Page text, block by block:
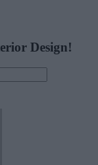
Design!